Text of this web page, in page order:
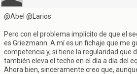
@Abel @Larios
Pero con el problema implícito de que el
es Griezmann. A mí es un fichaje que me
competencia y, si tiene la regularidad que
también eleva el techo en el día a día del
Ahora bien, sinceramente creo que,